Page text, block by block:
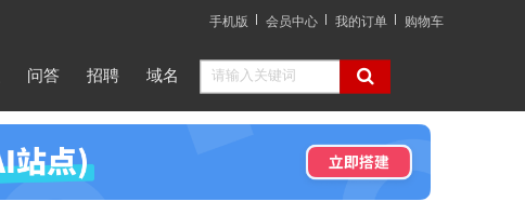
手机版 会员中心 我的订单 购物车
问答 招聘 域名